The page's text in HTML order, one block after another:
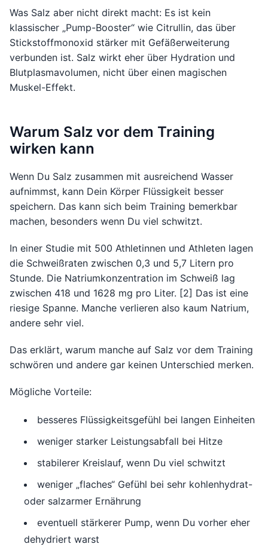
Was Salz aber nicht direkt macht: Es ist kein
klassischer „Pump-Booster“ wie Citrullin, das über
Stickstoffmonoxid stärker mit Gefäßerweiterung
verbunden ist. Salz wirkt eher über Hydration und
Blutplasmavolumen, nicht über einen magischen
Muskel-Effekt.
Warum Salz vor dem Training
wirken kann
Wenn Du Salz zusammen mit ausreichend Wasser
aufnimmst, kann Dein Körper Flüssigkeit besser
speichern. Das kann sich beim Training bemerkbar
machen, besonders wenn Du viel schwitzt.
In einer Studie mit 500 Athletinnen und Athleten lagen
die Schweißraten zwischen 0,3 und 5,7 Litern pro
Stunde. Die Natriumkonzentration im Schweiß lag
zwischen 418 und 1628 mg pro Liter. [2] Das ist eine
riesige Spanne. Manche verlieren also kaum Natrium,
andere sehr viel.
Das erklärt, warum manche auf Salz vor dem Training
schwören und andere gar keinen Unterschied merken.
Mögliche Vorteile:
besseres Flüssigkeitsgefühl bei langen Einheiten
weniger starker Leistungsabfall bei Hitze
stabilerer Kreislauf, wenn Du viel schwitzt
weniger „flaches“ Gefühl bei sehr kohlenhydrat-
oder salzarmer Ernährung
eventuell stärkerer Pump, wenn Du vorher eher
dehydriert warst